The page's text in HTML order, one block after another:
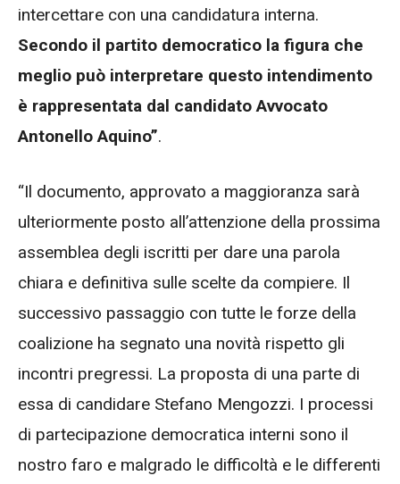
intercettare con una candidatura interna.
Secondo il partito democratico la figura che
meglio può interpretare questo intendimento
è rappresentata dal candidato Avvocato
Antonello Aquino”.
“Il documento, approvato a maggioranza sarà
ulteriormente posto all’attenzione della prossima
assemblea degli iscritti per dare una parola
chiara e definitiva sulle scelte da compiere. Il
successivo passaggio con tutte le forze della
coalizione ha segnato una novità rispetto gli
incontri pregressi. La proposta di una parte di
essa di candidare Stefano Mengozzi. I processi
di partecipazione democratica interni sono il
nostro faro e malgrado le difficoltà e le differenti